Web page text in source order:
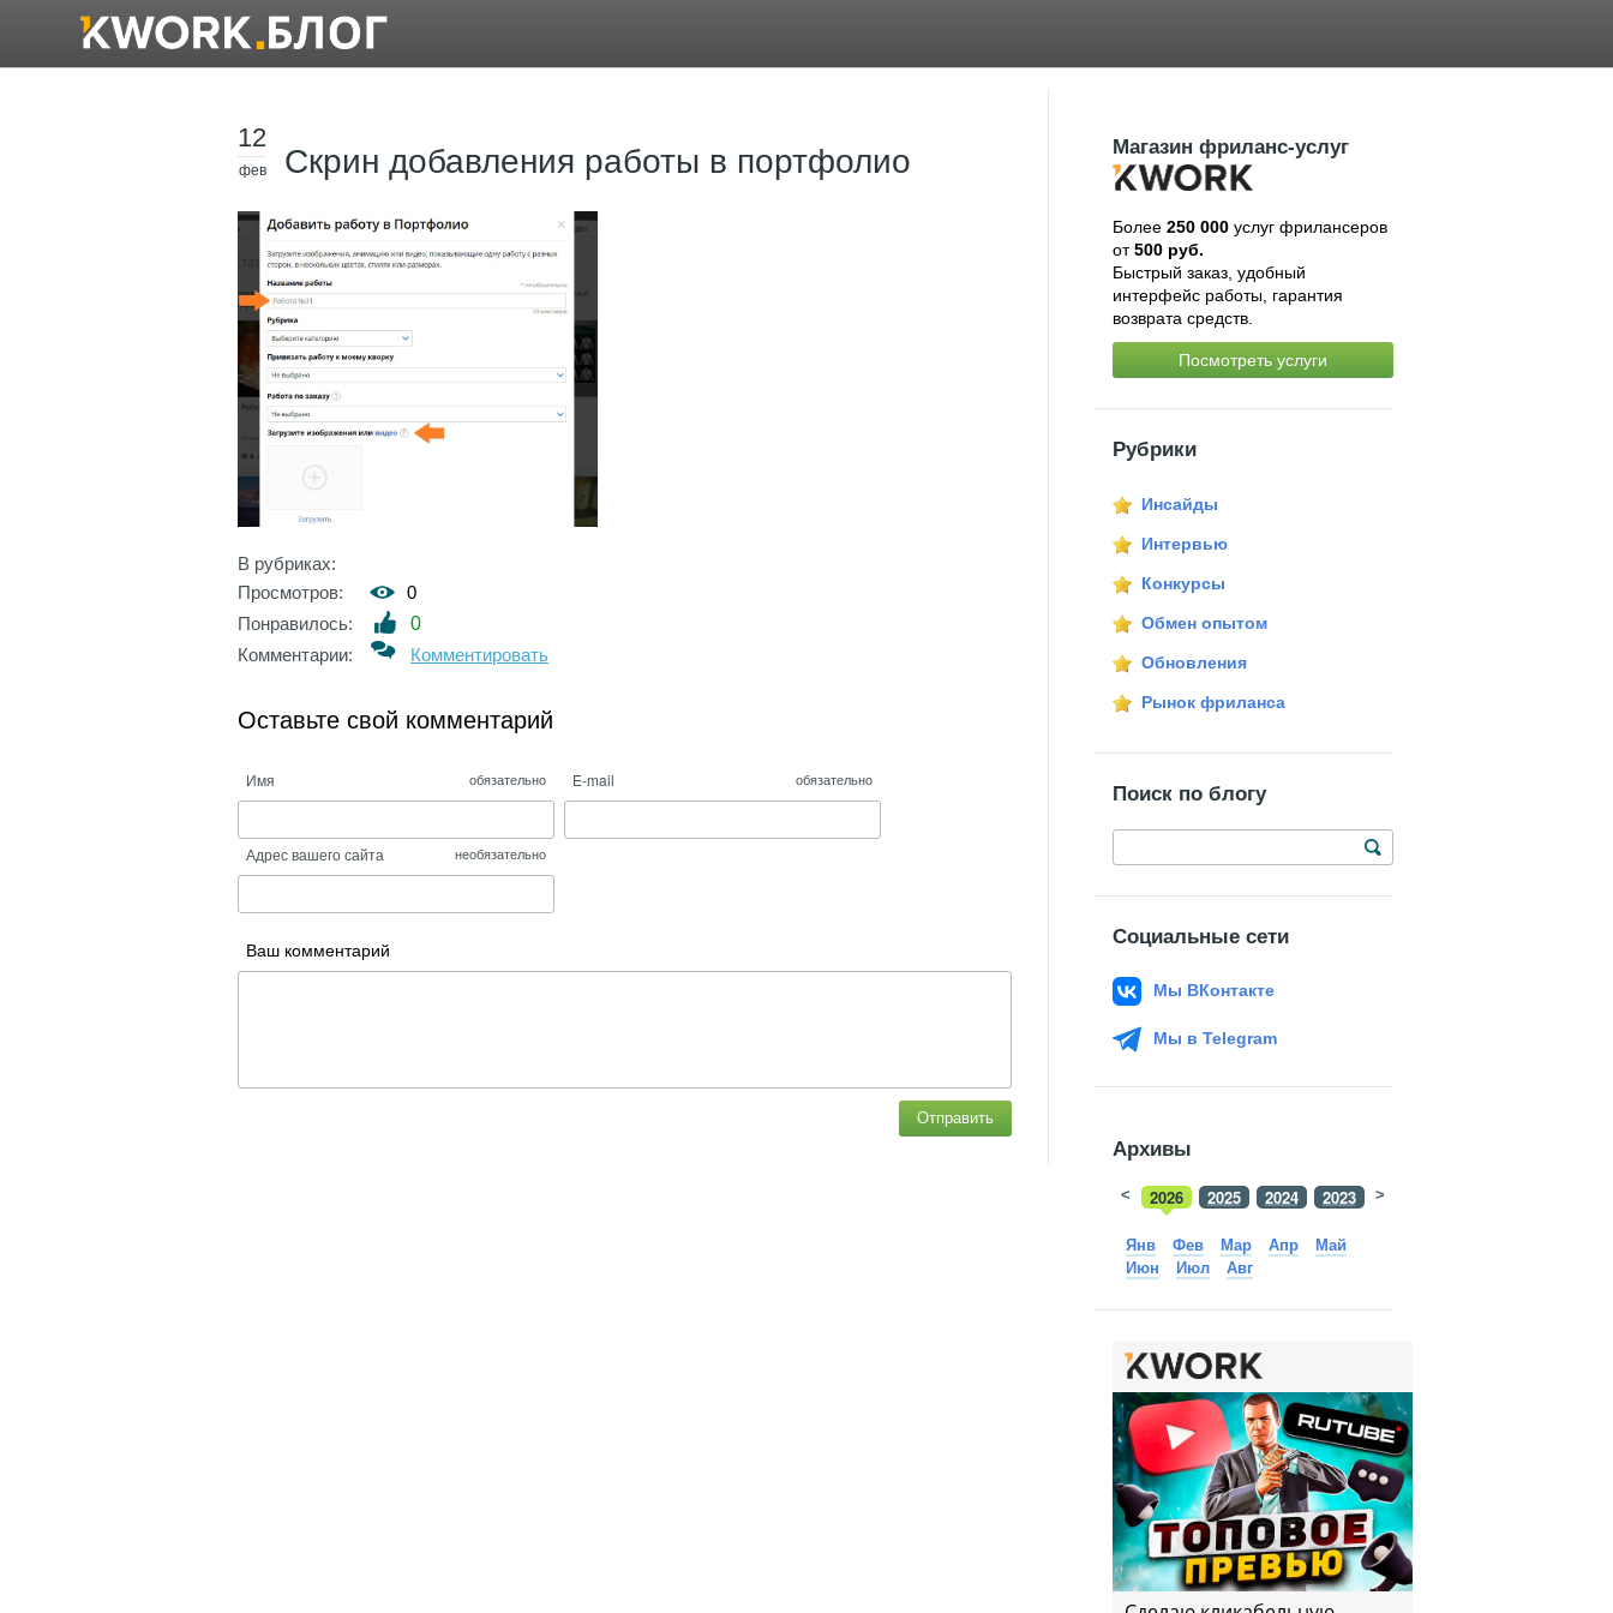
12
фев Скрин добавления работы в портфолио
В рубриках:
Просмотров:
0
Понравилось:
0
Комментарии:
Комментировать
Оставьте свой комментарий
Имя обязательно E-mail обязательно
Адрес вашего сайта необязательно
Ваш комментарий
Отправить
Магазин фриланс-услуг
Более 250 000услуг фрилансеров
от500 руб.
Быстрый заказ, удобный
интерфейс работы, гарантия
возврата средств.
Посмотреть услуги
Рубрики
Инсайды
Интервью
Конкурсы
Обмен опытом
Обновления
Рынок фриланса
Поиск по блогу
Социальные сети
Мы ВКонтакте
Мы в Telegram
Архивы
2026 2025 2024 2023 2022
< >
Янв Фев Мар Апр
Май
Июн
Июл Авг